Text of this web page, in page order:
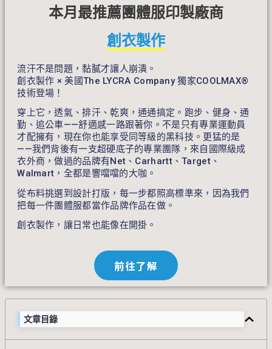
本月最推薦團體服印製廠商
創衣製作
流汗不是問題，黏膩才讓人崩潰。
創衣製作 × 美國The LYCRA Company 獨家COOLMAX®
技術登場！
穿上它，透氣、排汗、乾爽，通通搞定。跑步、健身、通
勤、追公車——舒適感一路跟著你。不是只有專業運動員
才配擁有，現在你也能享受同等級的黑科技。更猛的是
——我們背後有一支超硬底子的專業團隊，來自國際級成
衣外商，做過的品牌有Net、Carhartt、Target、
Walmart，全都是響噹噹的大咖。
從布料挑選到設計打版，每一步都照高標準來，因為我們
把每一件團體服都當作品牌作品在做。
創衣製作，讓日常也能像在開掛。
前往了解
文章目錄